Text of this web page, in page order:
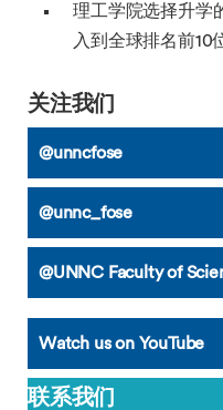
理工学院选择升学
入到全球排名前10
关注我们
@unncfose
@unnc_fose
@UNNC Faculty of
Watch us on YouTube
联系我们